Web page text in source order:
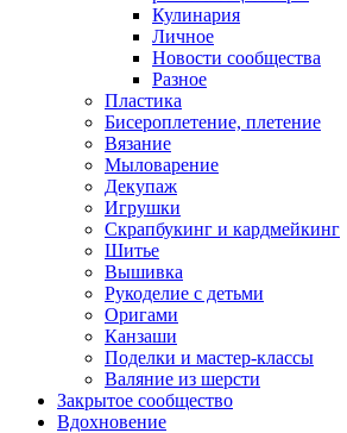
Кулинария
Личное
Новости сообщества
Разное
Пластика
Бисероплетение, плетение
Вязание
Мыловарение
Декупаж
Игрушки
Скрапбукинг и кардмейкинг
Шитье
Вышивка
Рукоделие с детьми
Оригами
Канзаши
Поделки и мастер-классы
Валяние из шерсти
Закрытое сообщество
Вдохновение